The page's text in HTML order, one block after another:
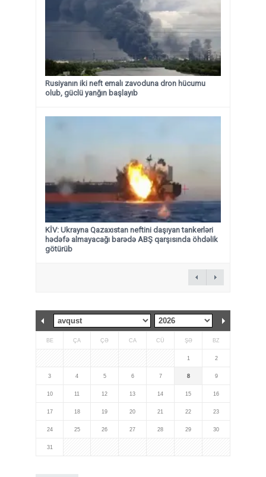
Rusiyanın iki neft emalı zavoduna dron hücumu
olub, güclü yanğın başlayıb
KİV: Ukrayna Qazaxıstan neftini daşıyan tankerləri
hədəfə almayacağı barədə ABŞ qarşısında öhdəlik
götürüb
BE ÇA ÇƏ CA CÜ ŞƏ BZ
1 2
3 4 5 6 7 8 9
10 11 12 13 14 15 16
17 18 19 20 21 22 23
24 25 26 27 28 29 30
31